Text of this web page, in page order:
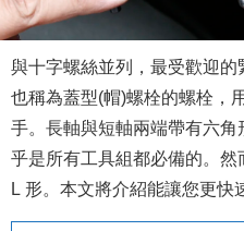
與十字螺絲並列，最受歡迎
也稱為蓋型(帽)螺栓的螺栓，
手。長軸與短軸兩端帶有六
乎是所有工具組都必備的。
L 形。本文將介紹能讓您更快